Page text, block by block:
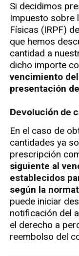
Si decidimos
Impuesto sobre
Físicas (IRPF)
que hemos
cantidad a
dicho importe
vencimiento
presentación
Devolución de
En el caso de
cantidades ya
prescripción
siguiente al
establecidos
según la
puede iniciar
notificación del
el derecho a
reembolso del